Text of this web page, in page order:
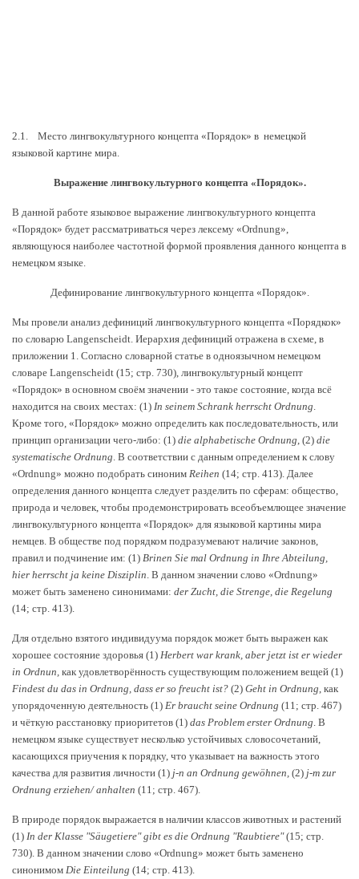
2.1. Место лингвокультурного концепта «Порядок» в немецкой
языковой картине мира.
Выражение лингвокультурного концепта «Порядок».
В данной работе языковое выражение лингвокультурного концепта
«Порядок» будет рассматриваться через лексему «Ordnung»,
являющуюся наиболее частотной формой проявления данного концепта в
немецком языке.
Дефинирование лингвокультурного концепта «Порядок».
Мы провели анализ дефиниций лингвокультурного концепта «Порядкок»
по словарю Langenscheidt. Иерархия дефиниций отражена в схеме, в
приложении 1. Согласно словарной статье в одноязычном немецком
словаре Langenscheidt (15; стр. 730), лингвокультурный концепт
«Порядок» в основном своём значении - это такое состояние, когда всё
находится на своих местах: (1) In seinem Schrank herrscht Ordnung.
Кроме того, «Порядок» можно определить как последовательность, или
принцип организации чего-либо: (1) die alphabetische Ordnung, (2) die
systematische Ordnung. В соответствии с данным определением к слову
«Ordnung» можно подобрать синоним Reihen (14; стр. 413). Далее
определения данного концепта следует разделить по сферам: общество,
природа и человек, чтобы продемонстрировать всеобъемлющее значение
лингвокультурного концепта «Порядок» для языковой картины мира
немцев. В обществе под порядком подразумевают наличие законов,
правил и подчинение им: (1) Brinen Sie mal Ordnung in Ihre Abteilung,
hier herrscht ja keine Disziplin. В данном значении слово «Ordnung»
может быть заменено синонимами: der Zucht, die Strenge, die Regelung
(14; стр. 413).
Для отдельно взятого индивидуума порядок может быть выражен как
хорошее состояние здоровья (1) Herbert war krank, aber jetzt ist er wieder
in Ordnun, как удовлетворённость существующим положением вещей (1)
Findest du das in Ordnung, dass er so freucht ist? (2) Geht in Ordnung, как
упорядоченную деятельность (1) Er braucht seine Ordnung (11; стр. 467)
и чёткую расстановку приоритетов (1) das Problem erster Ordnung. В
немецком языке существует несколько устойчивых словосочетаний,
касающихся приучения к порядку, что указывает на важность этого
качества для развития личности (1) j-n an Ordnung gewöhnen, (2) j-m zur
Ordnung erziehen/anhalten (11; стр. 467).
В природе порядок выражается в наличии классов животных и растений
(1) In der Klasse "Säugetiere"gibt es die Ordnung "Raubtiere"(15; стр.
730). В данном значении слово «Ordnung» может быть заменено
синонимом Die Einteilung (14; стр. 413).